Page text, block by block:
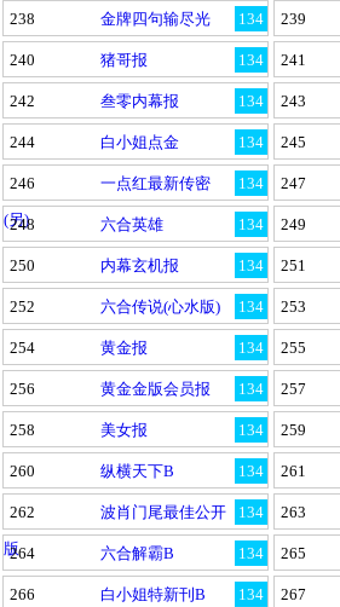
134
238 金牌四句输尽光 239
134
240 猪哥报 241
134
242 叁零内幕报 243
134
244 白小姐点金 245
134
246
一点红最新传密
(另)
247
134
248 六合英雄 249
134
250 内幕玄机报 251
134
252 六合传说(心水版) 253
134
254 黄金报 255
134
256 黄金金版会员报 257
134
258 美女报 259
134
260 纵横天下B 261
134
262
波肖门尾最佳公开
版
263
134
264 六合解霸B 265
134
266 白小姐特新刊B 267